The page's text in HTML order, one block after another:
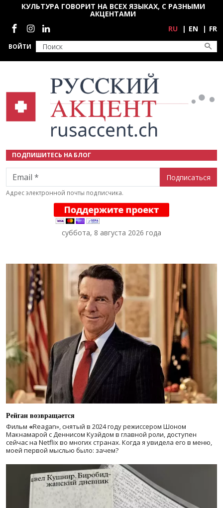
Перейти к основному содержанию
ВОЙТИ
КУЛЬТУРА ГОВОРИТ НА ВСЕХ ЯЗЫКАХ, С РАЗНЫМИ
АКЦЕНТАМИ
Социальные сети
RU EN FR
ПОДПИШИТЕСЬ НА БЛОГ
Email
Адрес электронной почты подписчика.
суббота, 8 августа 2026 года
Рейган возвращается
Фильм «Reagan», снятый в 2024 годурежиссером Шоном
Макнамарой с Деннисом Куэйдом в главной роли, доступен
сейчас на Netflix во многих странах. Когда я увидела его в меню,
моей первой мыслью было: зачем?